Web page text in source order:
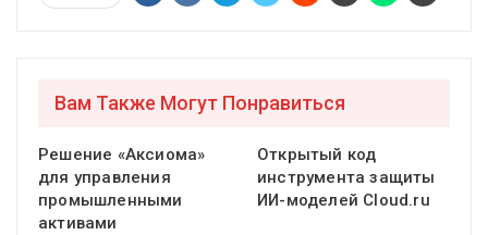
Вам Также Могут Понравиться
Решение «Аксиома»
для управления
промышленными
активами
Открытый код
инструмента защиты
ИИ-моделей Cloud.ru